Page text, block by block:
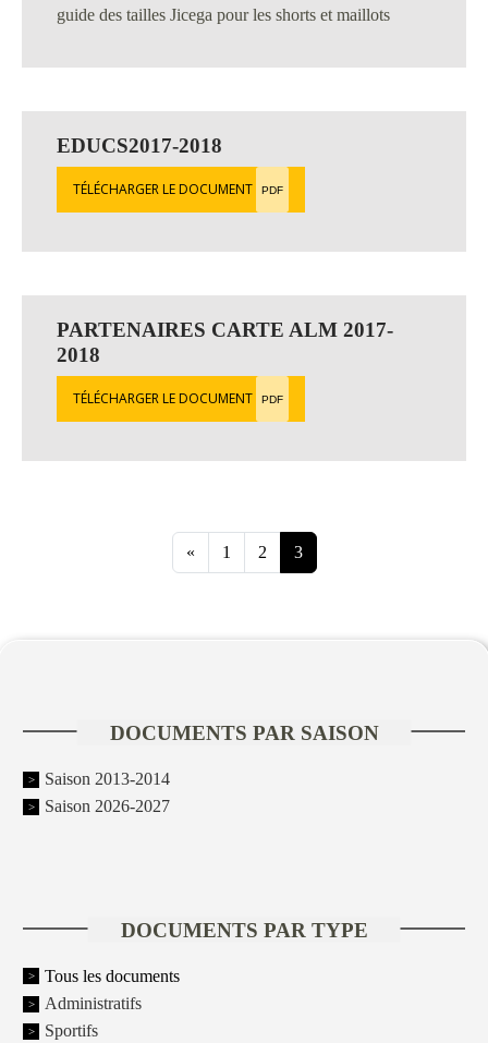
guide des tailles Jicega pour les shorts et maillots
EDUCS2017-2018
TÉLÉCHARGER LE DOCUMENT PDF
PARTENAIRES CARTE ALM 2017-
2018
TÉLÉCHARGER LE DOCUMENT PDF
« 1 2 3
DOCUMENTS PAR SAISON
Saison 2013-2014
Saison 2026-2027
DOCUMENTS PAR TYPE
Tous les documents
Administratifs
Sportifs